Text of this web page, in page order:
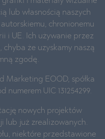
lub własnością naszych
chronionemu
i UE. Ich używanie przez
że uzyskamy naszą
zgodę.
Marketing EOOD, spółka
numerem UIC 131254299.
nowych projektów
lub już zrealizowanych.
niektóre przedstawione